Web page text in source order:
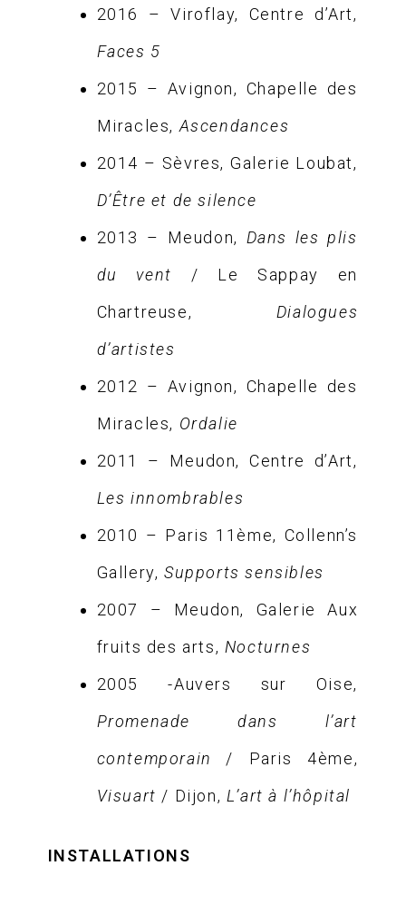
2016 – Viroflay, Centre d’Art,
Faces 5
2015 – Avignon, Chapelle des
Miracles, Ascendances
2014 – Sèvres, Galerie Loubat,
D’Être et de silence
2013 – Meudon, Dans les plis
du vent / Le Sappay en
Chartreuse, Dialogues
d’artistes
2012 – Avignon, Chapelle des
Miracles, Ordalie
2011 – Meudon, Centre d’Art,
Les innombrables
2010 – Paris 11ème, Collenn’s
Gallery,Supports sensibles
2007 – Meudon, Galerie Aux
fruits des arts, Nocturnes
2005 -Auvers sur Oise,
Promenade dans l’art
contemporain / Paris 4ème,
Visuart / Dijon, L’art à l’hôpital
INSTALLATIONS